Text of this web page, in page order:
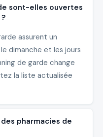
sont-elles ouvertes
assurent un
dimanche et les jours
de garde change
la liste actualisée
pharmacies de